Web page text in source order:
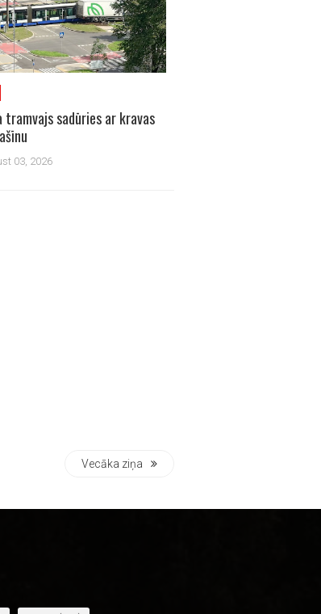
tramvajs sadūries ar kravas
03, 2026
Vecāka ziņa